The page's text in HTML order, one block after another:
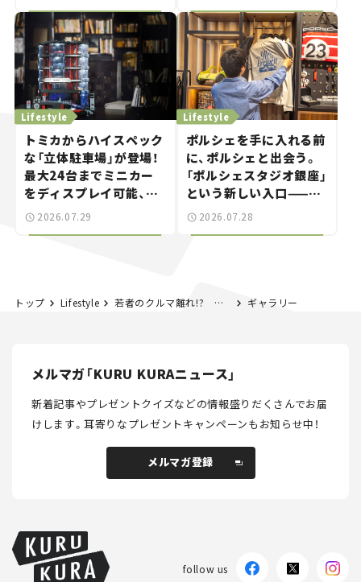
とホビー】
トミカからハイスペック
な「立体駐車場」が登場！
最大24台までミニカー
をディスプレイ可能、特
別な「日産 GT-R
Lifestyle
2026.07.29
ポルシェを手に入れる前
に、ポルシェと出会う。
「ポルシェスタジオ銀座」
という新しい入口——連
載｜CCGとクルマでどう
Lifestyle
2026.07.28
トップ Lifestyle 若者のクルマ離れ!? 都内と地方のZ世代に質問してみた ギャラリー
メルマガ「KURU KURAニュース」
新着記事やプレゼントクイズなどの情報盛りだくさんでお届
けします。耳寄りなプレゼントキャンペーンもお知らせ中！
メルマガ登録
follow us